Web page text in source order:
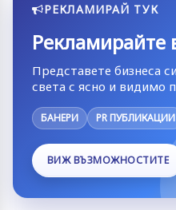
РЕКЛАМИРАЙ ТУК
Рекламирайте
Представете бизнеса
света с ясно и видимо
БАНЕРИ PR ПУБЛИКАЦИИ
ВИЖ ВЪЗМОЖНОСТИТЕ